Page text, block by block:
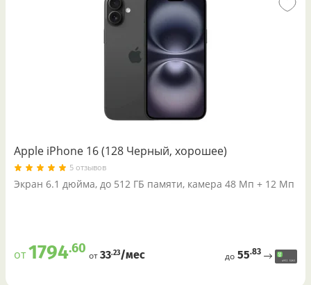
Apple iPhone 16 (128 Черный, хорошее)
5 отзывов
Экран 6.1 дюйма, до 512 ГБ памяти, камера 48 Мп + 12 Мп
от1794.60 от33.23/меc до 55.83